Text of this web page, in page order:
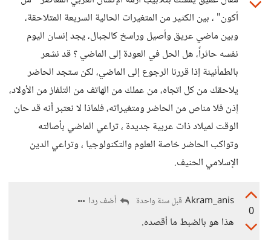
أكون" ، بين الكثير من المتغيرات الحالية السريعة المتلاحقة،
وبين ماضي عريق وأصيل وراسخ كالجبال، يجد إنسان اليوم
نفسه حائراً، هل الحل في العودة إلى الماضي ؟ قد نشعر
بالطمأنينة إذا قررنا الرجوع إلى الماضي، لكن ستجد الحاضر
يلاحقك من كل اتجاه، من عملك من الهاتف من التلفاز من الأولاد،
إذن فلا مناص من الحاضر ومتغيراته، فلماذا لا نعتبر أنه قد حان
الوقت لميلاد ذات عربية جديدة ، تراعي الماضي بأصالته
وتواكب الحاضر خاصة العلوم والتكنولوجيا ، وتراعي الدين
الإسلامي الحنيف.
0
Akram_anis قبل سنة واحدة أضف ردا
هذا هو بالضبط ما أقصده.